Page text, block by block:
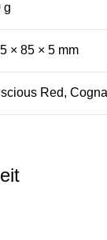
g
× 85 × 5 mm
Red,